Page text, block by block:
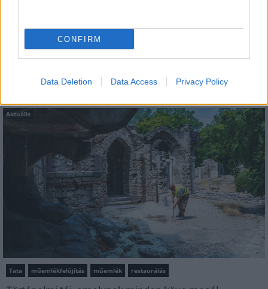
CONFIRM
Data Deletion Data Access Privacy Policy
AJÁNLJUK MÉG
MAGYAR ÉPÍTŐK
Aktuális
Tata műemlékfelújítás műemlék restaurálás